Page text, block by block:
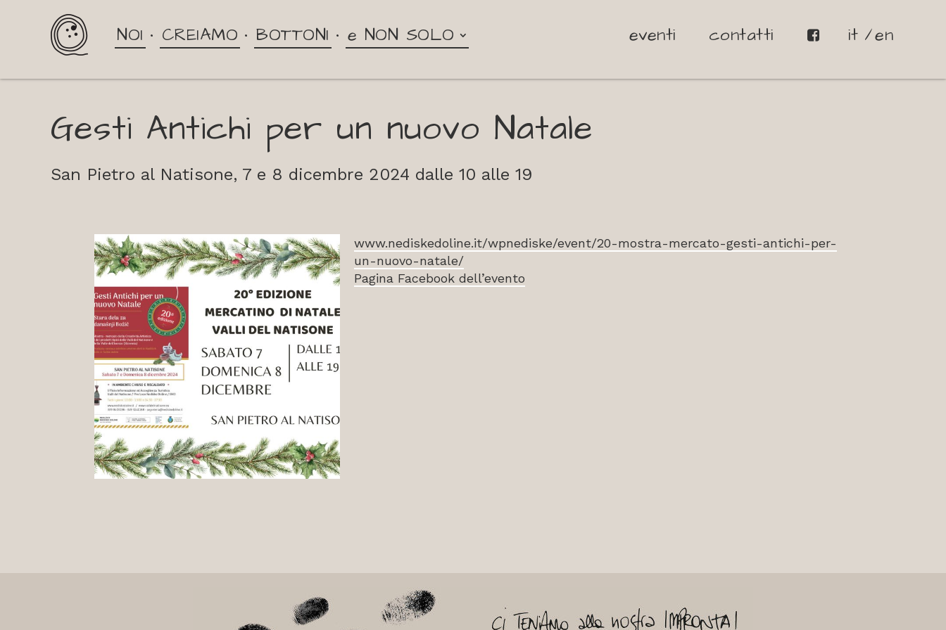
NOI CREIAMO BOTTONI e NON SOLO eventi contatti it en
Gesti Antichi per un nuovo Natale
San Pietro al Natisone, 7 e 8 dicembre 2024 dalle 10 alle 19
www.nediskedoline.it/wpnediske/event/20-mostra-mercato-gesti-antichi-per-
un-nuovo-natale/
Pagina Facebook dell’evento